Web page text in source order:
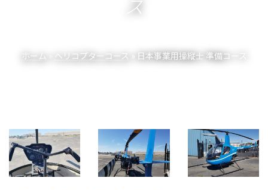
ホーム ヘリコプターコース » 日本事業用操縦士 準備コース